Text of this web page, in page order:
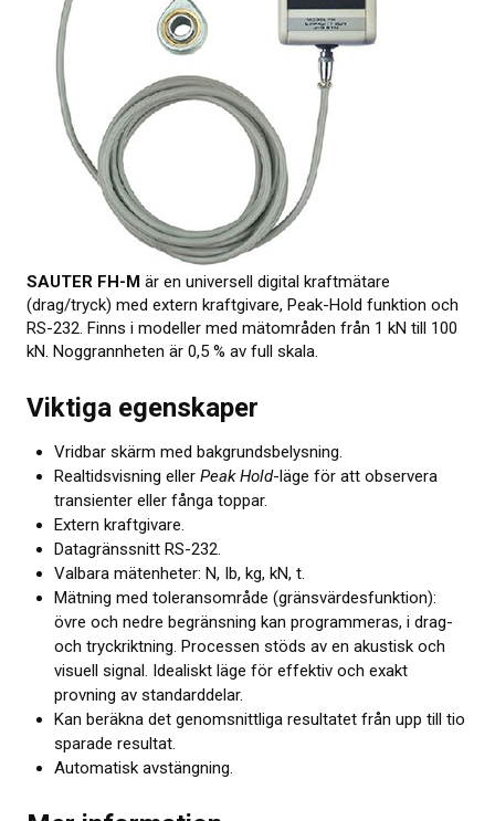
Webbinarier om materialprovning
Presentationer från webbkonferens
Elastocons webbinarier
Ladda ner dokument
Litteratur om gummi och plast
Om kalibrering
Utbildning
Elastocons museum
OM OSS
KONTAKT
NYHETER
SAUTER FH-M är en universell digital kraftmätare
(drag/tryck) med extern kraftgivare, Peak-Hold funktion och
RS-232. Finns i modeller med mätområden från 1 kN till 100
kN. Noggrannheten är 0,5 % av full skala.
Viktiga egenskaper
Vridbar skärm med bakgrundsbelysning.
Realtidsvisning eller Peak Hold-läge för att observera
transienter eller fånga toppar.
Extern kraftgivare.
Datagränssnitt RS-232.
Valbara mätenheter: N, Ib, kg, kN, t.
Mätning med toleransområde (gränsvärdesfunktion):
övre och nedre begränsning kan programmeras, i drag-
och tryckriktning. Processen stöds av en akustisk och
visuell signal. Idealiskt läge för effektiv och exakt
provning av standarddelar.
Kan beräkna det genomsnittliga resultatet från upp till tio
sparade resultat.
Automatisk avstängning.